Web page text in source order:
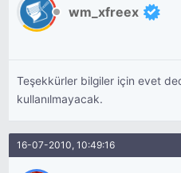
wm_xfreex
Teşekkürler bilgiler için evet
kullanılmayacak.
16-07-2010, 10:49:16